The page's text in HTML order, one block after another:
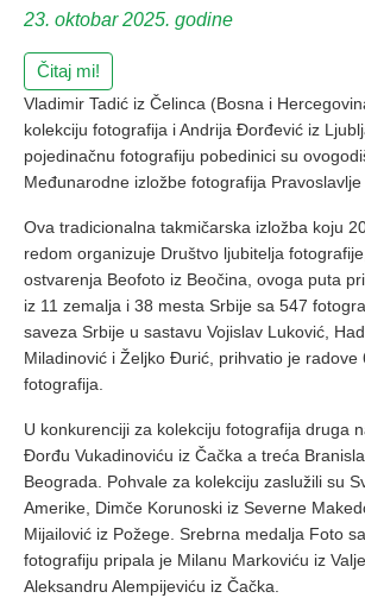
23. oktobar 2025. godine
Čitaj mi!
Vladimir Tadić iz Čelinca (Bosna i
kolekciju fotografija i Andrija Đorđević iz
pojedinačnu fotografiju pobedinici su
Međunarodne izložbe fotografija
Ova tradicionalna takmičarska izložba koju
redom organizuje Društvo ljubitelja
ostvarenja Beofoto iz Beočina, ovoga puta
iz 11 zemalja i 38 mesta Srbije sa 547
saveza Srbije u sastavu Vojislav Luković,
Miladinović i Željko Đurić, prihvatio je radove
fotografija.
U konkurenciji za kolekciju fotografija druga
Đorđu Vukadinoviću iz Čačka a treća
Beograda. Pohvale za kolekciju zaslužili su
Amerike, Dimče Korunoski iz Severne
Mijailović iz Požege. Srebrna medalja Foto
fotografiju pripala je Milanu Markoviću iz
Aleksandru Alempijeviću iz Čačka.